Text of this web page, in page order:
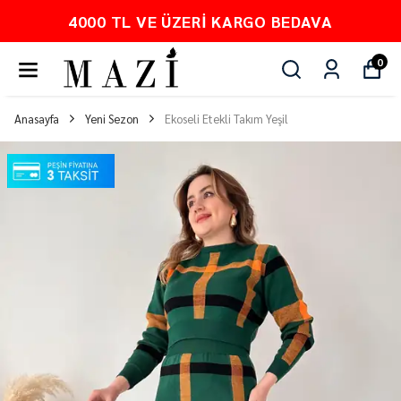
4000 TL VE ÜZERI KARGO BEDAVA
0
Anasayfa Yeni Sezon Ekoseli Etekli Takım Yeşil